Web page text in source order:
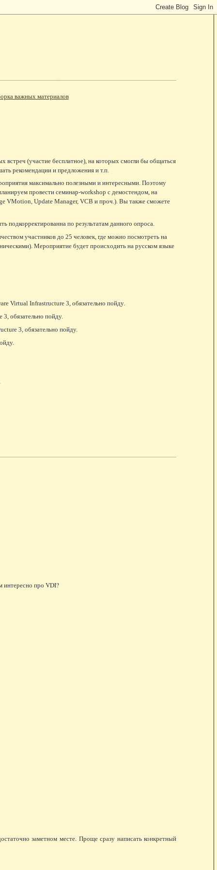
важных материалов
(участие бесплатное), на которых смогли бы общаться
рекомендации и предложения и т.п.
максимально полезными и интересными. Поэтому
провести семинар-workshop с демостендом, на
VMotion, Update Manager, VCB и проч.). Вы также сможете
подкорректированна по результатам данного опроса.
участников до 25 человек, где можно посмотреть на
Мероприятие будет происходить на русском языке
Virtual Infrastructure 3, обязательно пойду.
обязательно пойду.
3, обязательно пойду.
интересно про VDI?
заметном месте. Проще сразу написать конкретный